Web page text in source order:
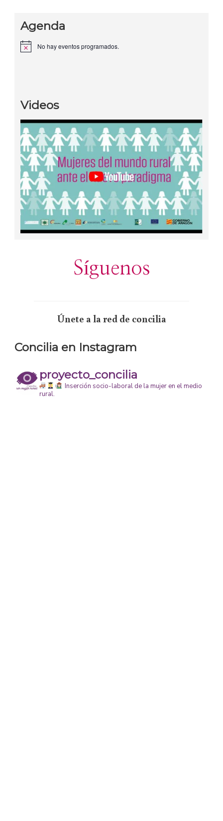
Agenda
Aviso No hay eventos programados.
Videos
Síguenos
Únete a la red de concilia
Concilia en Instagram
proyecto_concilia
Inserción socio-laboral de la mujer en el medio
rural.